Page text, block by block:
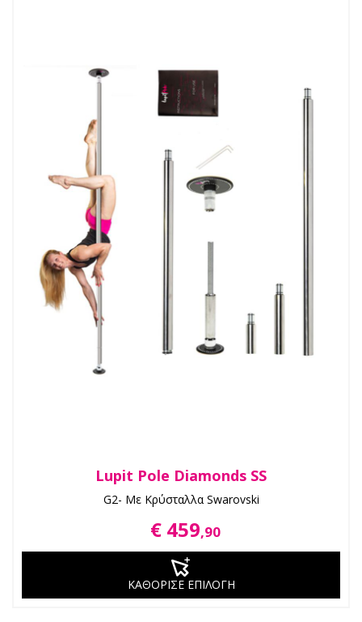
Lupit Pole Diamonds SS
G2- Με Κρύσταλλα Swarovski
€ 459,90
ΚΑΘΟΡΙΣΕ ΕΠΙΛΟΓΗ